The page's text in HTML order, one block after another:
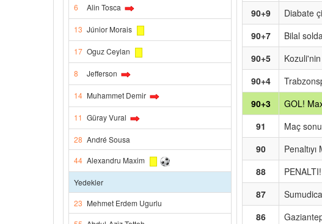
6
Alin Tosca
13 Júnior Morais
17 Oguz Ceylan
8 Jefferson
14 Muhammet Demir
11 Güray Vural
28 André Sousa
44 Alexandru Maxim
Yedekler
23 Mehmet Erdem Ugurlu
90+9
Diabate
90+7
Bilal
90+5
90+4
90+3
GOL!
91
Maç
90
88
87
86